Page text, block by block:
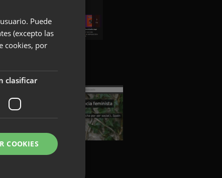
con poemas
Puede
(excepto las
cookies, por
clasificar
COOKIES